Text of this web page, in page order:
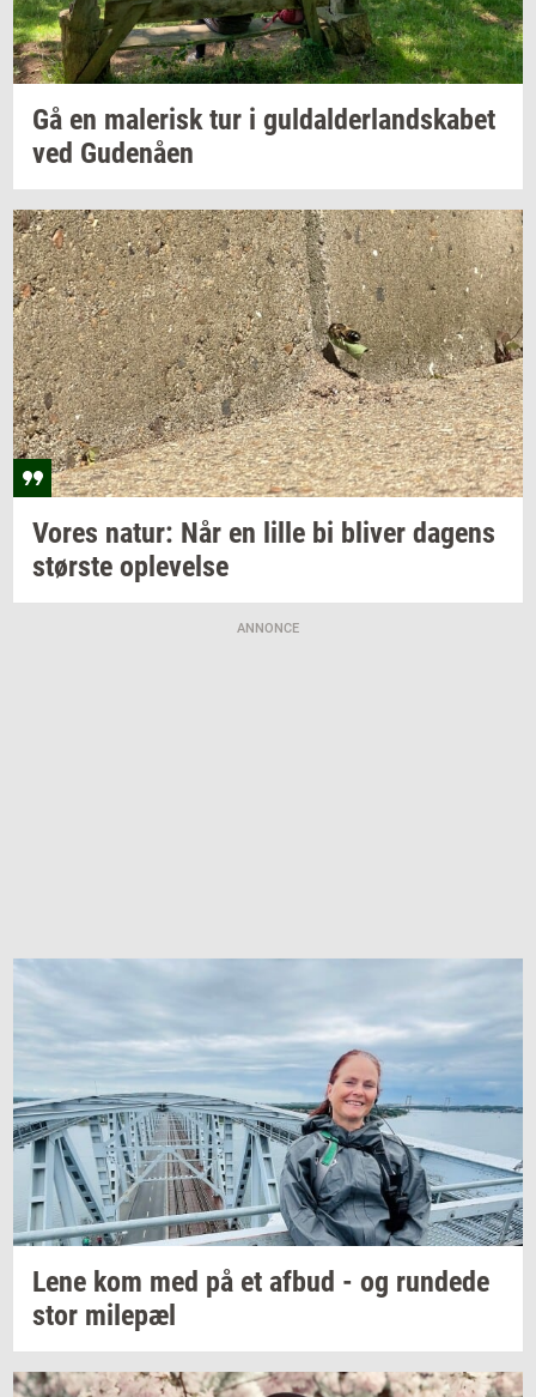
Gå en ma­le­risktur i gul­dal­der­land­ska­bet
ved Gu­denå­en
Vores natur: Når en lille bi bli­ver da­gens
stør­ste op­le­vel­se
ANNONCE
Lene kom med på et afbud - og run­de­de
stor milepæl